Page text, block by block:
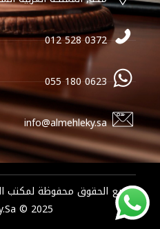
0372 528 012
0623 180 055
info@almehleky.sa
جميع الحقوق محفوظة لمكتب
2025 © Almehleky.sa